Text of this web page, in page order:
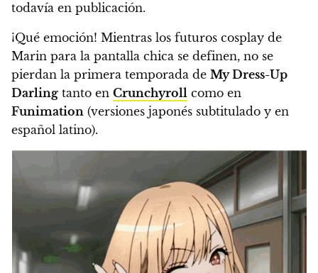
todavía en publicación.
¡Qué emoción! Mientras los futuros cosplay de
Marin para la pantalla chica se definen, no se
pierdan la primera temporada de My Dress-Up
Darling tanto en Crunchyroll como en
Funimation (versiones japonés subtitulado y en
español latino).